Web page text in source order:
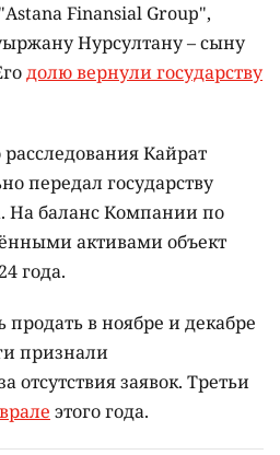
Finansial Group",
Нурсултану – сыну
долю вернули государству
Кайрат
передал государству
На баланс Компании по
активами объект
года.
в ноябре и декабре
признали
отсутствия заявок. Третьи
этого года.